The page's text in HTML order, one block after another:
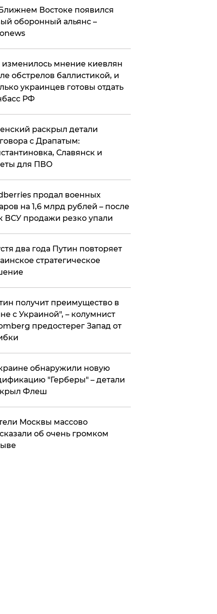
Востоке появился
оборонный альянс –
изменилось мнение киевлян
обстрелов баллистикой, и
украинцев готовы отдать
РФ
раскрыл детали
с Драпатым:
Славянск и
для ПВО
продал военных
на 1,6 млрд рублей – после
ВСУ продажи резко упали
два года Путин повторяет
стратегическое
получит преимущество в
с Украиной", – колумнист
предостерег Запад от
обнаружили новую
"Герберы" – детали
Флеш
Москвы массово
об очень громком